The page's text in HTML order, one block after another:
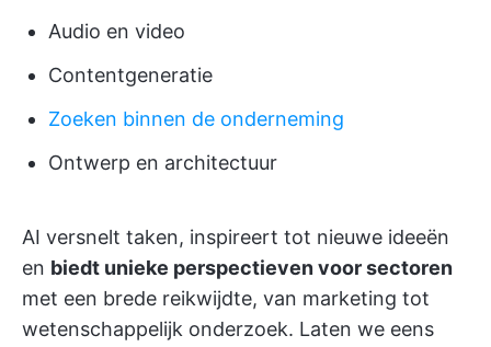
Audio en video
Contentgeneratie
Zoeken binnen de onderneming
Ontwerp en architectuur
AI versnelt taken, inspireert tot nieuwe ideeën
en biedt unieke perspectieven voor sectoren
met een brede reikwijdte, van marketing tot
wetenschappelijk onderzoek. Laten we eens